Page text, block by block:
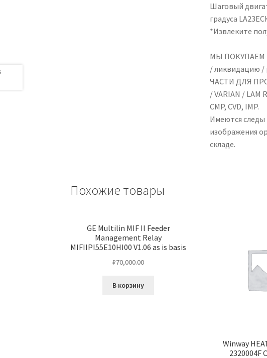
Шаговый
градуса
*Извлеките
МЫ ПОКУПАЕМ
/ ликвидацию /
ЧАСТИ ДЛЯ
/ VARIAN / LAM
CMP, CVD, IMP.
Имеются следы
изображения
складе.
Похожие товары
GE Multilin MIF II Feeder
Management Relay
MIFIIPI55E10HI00 V1.06 as is basis
₽70,000.00
В корзину
Winway
2320004F